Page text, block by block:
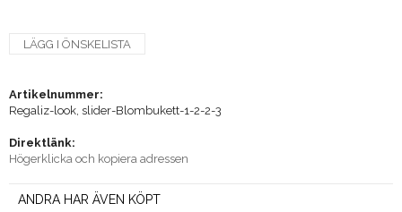
LÄGG I ÖNSKELISTA
Artikelnummer:
Regaliz-look, slider-Blombukett-1-2-2-3
Direktlänk:
Högerklicka och kopiera adressen
ANDRA HAR ÄVEN KÖPT